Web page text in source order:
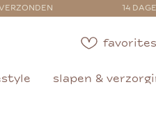
14
slapen &